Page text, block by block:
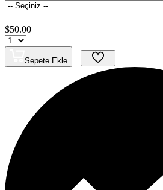
$50.00
Sepete Ekle